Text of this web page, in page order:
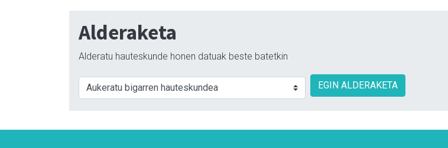
Alderaketa
Alderatu hauteskunde honen datuak beste batetkin
EGIN ALDERAKETA